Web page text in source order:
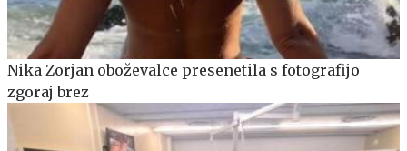
Nika Zorjan oboževalce presenetila s fotografijo
zgoraj brez